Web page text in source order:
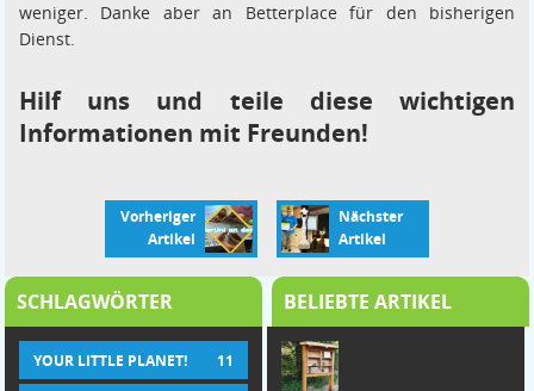
weniger. Danke aber an Betterplace für den bisherigen
Dienst.
Hilf uns und teile diese wichtigen
Informationen mit Freunden!
Vorheriger
Artikel
Nächster
Artikel
SCHLAGWÖRTER
YOUR LITTLE PLANET! 11
BELIEBTE ARTIKEL